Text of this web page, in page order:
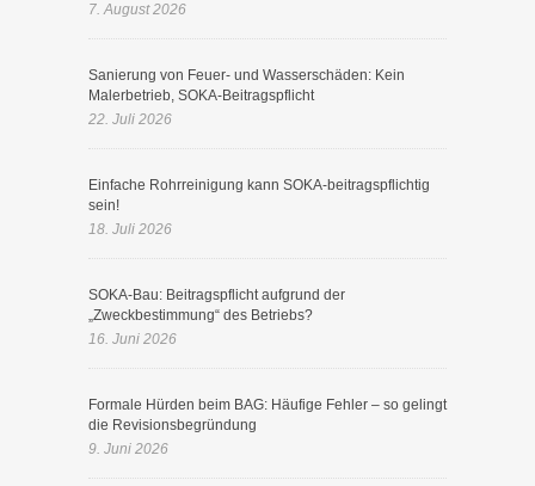
7. August 2026
Sanierung von Feuer- und Wasserschäden: Kein
Malerbetrieb, SOKA-Beitragspflicht
22. Juli 2026
Einfache Rohrreinigung kann SOKA-beitragspflichtig
sein!
18. Juli 2026
SOKA-Bau: Beitragspflicht aufgrund der
„Zweckbestimmung“ des Betriebs?
16. Juni 2026
Formale Hürden beim BAG: Häufige Fehler – so gelingt
die Revisionsbegründung
9. Juni 2026